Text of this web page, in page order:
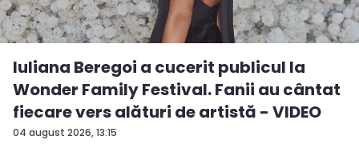
04 august 2026, 13:15
Iuliana Beregoi a cucerit publicul la
Wonder Family Festival. Fanii au cântat
fiecare vers alături de artistă - VIDEO